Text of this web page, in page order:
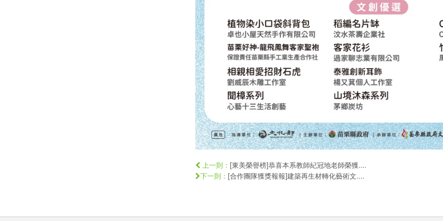
上一則： [東美榮譽榜]恭喜本系教師紀冠地老師榮獲....
下一則： [合作團隊獲獎報報]建築再生材轉化藝術文....